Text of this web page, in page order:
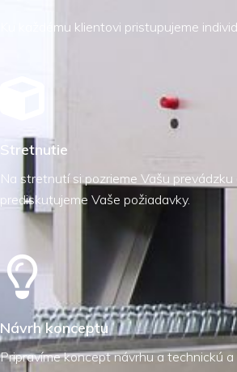
Ku každému klientovi pristupujeme
Stretnutie
Na stretnutí si pozrieme Vašu prevádzku
prediskutujeme Vaše požiadavky.
Návrh konceptu
Pripravíme koncept návrhu a technickú a